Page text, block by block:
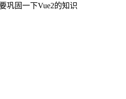
巩固一下Vue2的知识